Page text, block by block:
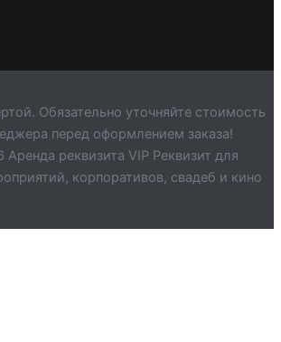
Обязательно уточняйте стоимость
перед оформлением заказа!
реквизита VIP Реквизит для
корпоративов, свадеб и кино